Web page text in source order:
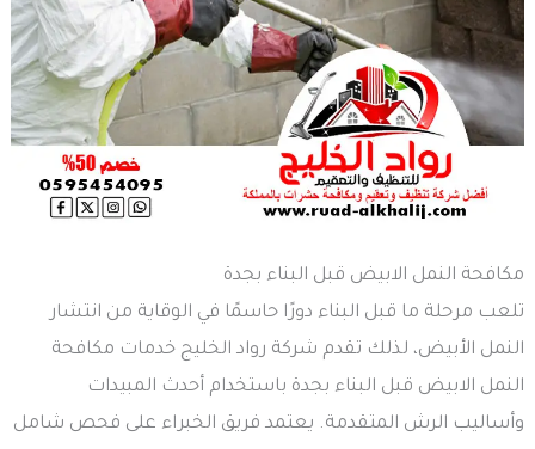
مكافحة النمل الابيض قبل البناء بجدة
تلعب مرحلة ما قبل البناء دورًا حاسمًا في الوقاية من انتشار
النمل الأبيض، لذلك تقدم شركة رواد الخليج خدمات مكافحة
النمل الابيض قبل البناء بجدة باستخدام أحدث المبيدات
وأساليب الرش المتقدمة. يعتمد فريق الخبراء على فحص شامل